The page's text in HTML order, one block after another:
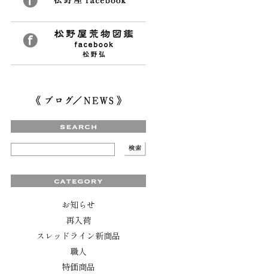
お知らせ
再入荷
スレッドライン新商品
職人
特価商品